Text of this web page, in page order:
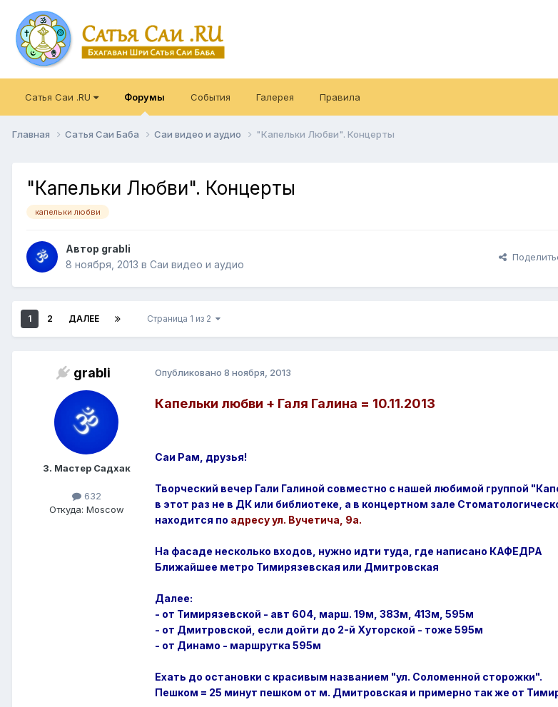
Сатья Саи .RU Форумы События Галерея Правила
Главная Сатья Саи Баба Саи видео и аудио "Капельки Любви". Концерты
"Капельки Любви". Концерты
капельки любви
Автор grabli
8 ноября, 2013 в Саи видео и аудио
1 2 ДАЛЕЕ Страница 1 из 2
grabli
3. Мастер Садхак
632
Откуда: Moscow
Опубликовано 8 ноября, 2013
Капельки любви + Галя Галина = 10.11.2013
Саи Рам, друзья!
Творческий вечер Гали Галиной совместно с нашей любимой группой
в этот раз не в ДК или библиотеке, а в концертном зале
находится по адресу ул. Вучетича, 9а.
На фасаде несколько входов, нужно идти туда, где написано КАФЕДРА
Ближайшее метро Тимирязевская или Дмитровская
Далее:
- от Тимирязевской - авт 604, марш. 19м, 383м, 413м, 595м
- от Дмитровской, если дойти до 2-й Хуторской - тоже 595м
- от Динамо - маршрутка 595м
Ехать до остановки с красивым названием "ул. Соломенной сторожки".
Пешком = 25 минут пешком от м. Дмитровская и примерно так же от